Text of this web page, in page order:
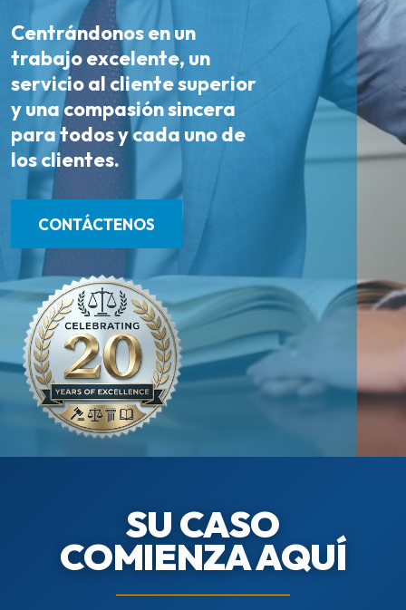
Centrándonos en un
trabajo excelente, un
servicio al cliente superior
y una compasión sincera
para todos y cada uno de
los clientes.
CONTÁCTENOS
SU CASO
COMIENZA AQUÍ